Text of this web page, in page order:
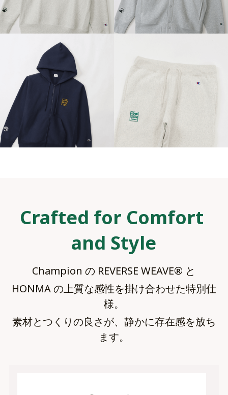
Crafted for Comfort
and Style
Champion の REVERSE WEAVE® と
HONMA の上質な感性を掛け合わせた特別仕
様。
素材とつくりの良さが、静かに存在感を放ち
ます。